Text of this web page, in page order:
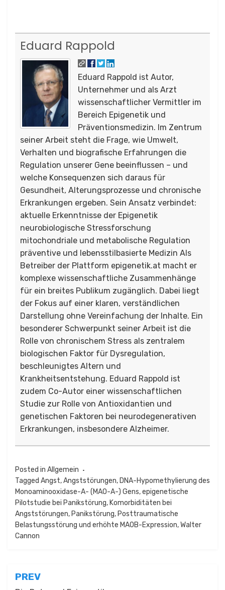
Eduard Rappold
Eduard Rappold ist Autor,
Unternehmer und als Arzt
wissenschaftlicher Vermittler im
Bereich Epigenetik und
Präventionsmedizin. Im Zentrum
seiner Arbeit steht die Frage, wie Umwelt,
Verhalten und biografische Erfahrungen die
Regulation unserer Gene beeinflussen – und
welche Konsequenzen sich daraus für
Gesundheit, Alterungsprozesse und chronische
Erkrankungen ergeben. Sein Ansatz verbindet:
aktuelle Erkenntnisse der Epigenetik
neurobiologische Stressforschung
mitochondriale und metabolische Regulation
präventive und lebensstilbasierte Medizin Als
Betreiber der Plattform epigenetik.at macht er
komplexe wissenschaftliche Zusammenhänge
für ein breites Publikum zugänglich. Dabei liegt
der Fokus auf einer klaren, verständlichen
Darstellung ohne Vereinfachung der Inhalte. Ein
besonderer Schwerpunkt seiner Arbeit ist die
Rolle von chronischem Stress als zentralem
biologischen Faktor für Dysregulation,
beschleunigtes Altern und
Krankheitsentstehung. Eduard Rappold ist
zudem Co-Autor einer wissenschaftlichen
Studie zur Rolle von Antioxidantien und
genetischen Faktoren bei neurodegenerativen
Erkrankungen, insbesondere Alzheimer.
Posted in Allgemein
Tagged Angst,Angststörungen,DNA-Hypomethylierung des
Monoaminooxidase-A- (MAO-A-) Gens,epigenetische
Pilotstudie bei Panikstörung,Komorbiditäten bei
Angststörungen,Panikstörung,Posttraumatische
Belastungsstörung und erhöhte MAOB-Expression,Walter
Cannon
Beitragsnavigation
PREV